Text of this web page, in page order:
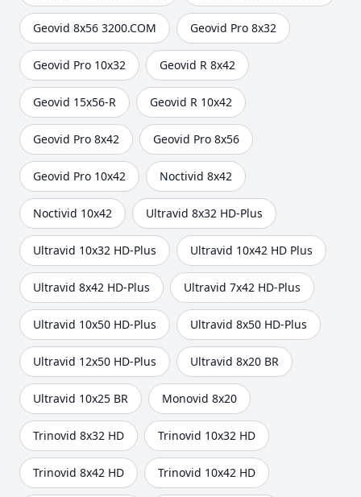
Geovid 8x56 3200.COM Geovid Pro 8x32
Geovid Pro 10x32 Geovid R 8x42
Geovid 15x56-R Geovid R 10x42
Geovid Pro 8x42 Geovid Pro 8x56
Geovid Pro 10x42 Noctivid 8x42
Noctivid 10x42 Ultravid 8x32 HD-Plus
Ultravid 10x32 HD-Plus Ultravid 10x42 HD Plus
Ultravid 8x42 HD-Plus Ultravid 7x42 HD-Plus
Ultravid 10x50 HD-Plus Ultravid 8x50 HD-Plus
Ultravid 12x50 HD-Plus Ultravid 8x20 BR
Ultravid 10x25 BR Monovid 8x20
Trinovid 8x32 HD Trinovid 10x32 HD
Trinovid 8x42 HD Trinovid 10x42 HD